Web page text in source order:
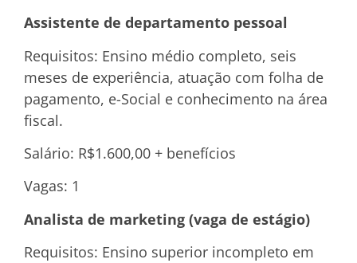
Assistente de departamento pessoal
Requisitos: Ensino médio completo, seis
meses de experiência, atuação com folha de
pagamento, e-Social e conhecimento na área
fiscal.
Salário: R$1.600,00 + benefícios
Vagas: 1
Analista de marketing (vaga de estágio)
Requisitos: Ensino superior incompleto em